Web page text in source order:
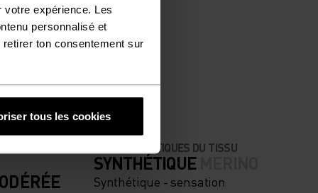
votre expérience. Les
personnalisé et
ton consentement sur
tous les cookies
CARACTÉRISTIQUES DU TISSU
SYNTHÉTIQUE
Synthétique - sensation